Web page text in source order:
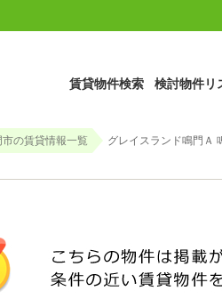
賃貸物件検索 検討物件リ
市の賃貸情報一覧 グレイスランド鳴門Ａ